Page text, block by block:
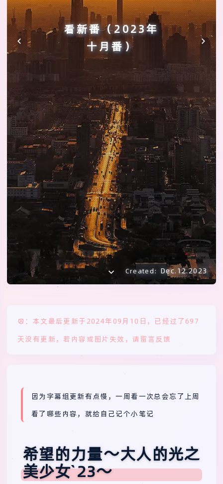
看新番（2023年
十月番）
Created: Dec.12.2023
：本文最后更新于2024年09月10日，已经过了697
天没有更新，若内容或图片失效，请留言反馈
因为字幕组更新有点慢，一周看一次总会忘了上周
看了哪些内容，就给自己记个小笔记
希望的力量～大人的光之
美少女`23～